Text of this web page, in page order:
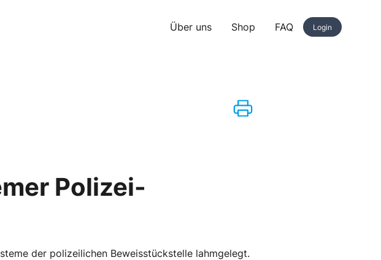
Über uns Shop FAQ Login
Polizei-
der polizeilichen Beweisstückstelle lahmgelegt.